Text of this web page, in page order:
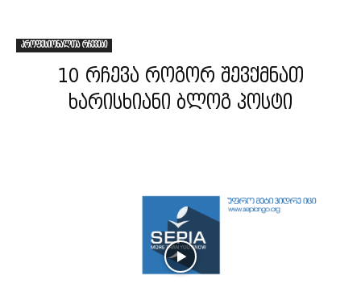
პროფესიონალთა რჩევები
10 რჩევა როგორ შევქმნათ
ხარისხიანი ბლოგ პოსტი